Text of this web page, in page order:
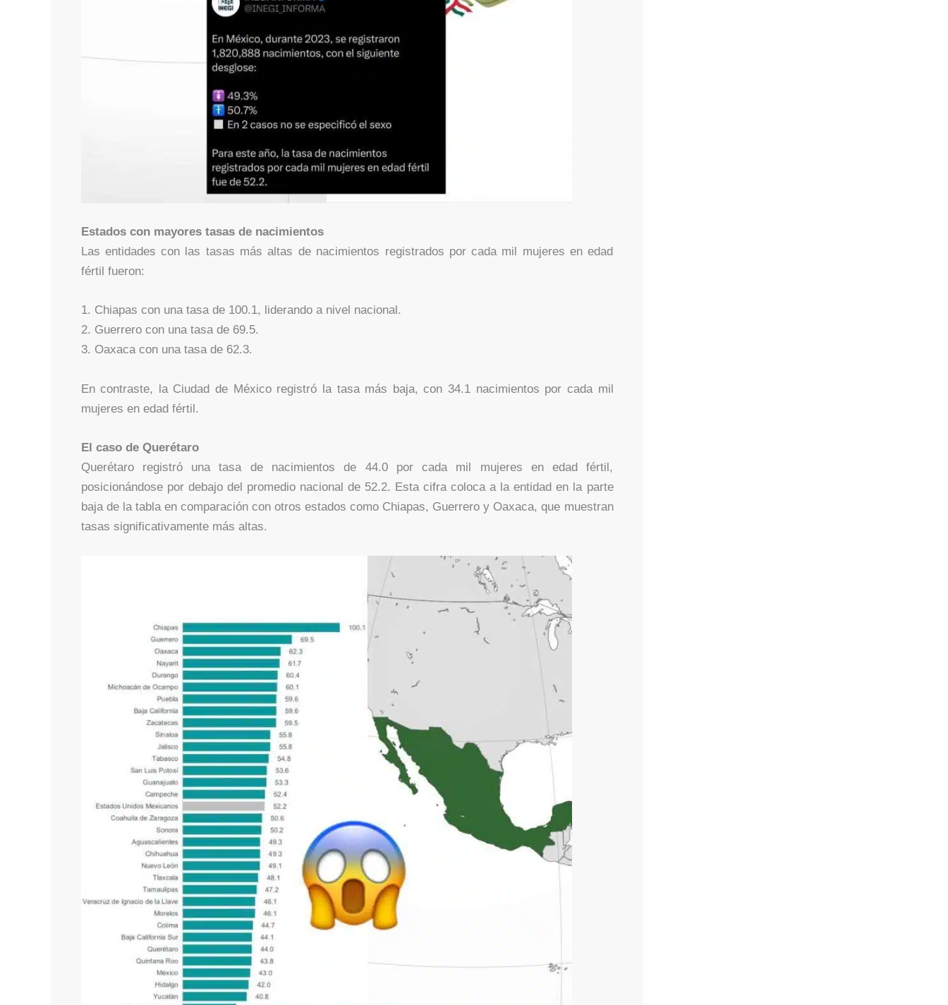
Estados con mayores tasas de nacimientos
Las entidades con las tasas más altas de nacimientos registrados por cada mil mujeres en edad
fértil fueron:
1. Chiapas con una tasa de 100.1, liderando a nivel nacional.
2. Guerrero con una tasa de 69.5.
3. Oaxaca con una tasa de 62.3.
En contraste, la Ciudad de México registró la tasa más baja, con 34.1 nacimientos por cada mil
mujeres en edad fértil.
El caso de Querétaro
Querétaro registró una tasa de nacimientos de 44.0 por cada mil mujeres en edad fértil,
posicionándose por debajo del promedio nacional de 52.2. Esta cifra coloca a la entidad en la parte
baja de la tabla en comparación con otros estados como Chiapas, Guerrero y Oaxaca, que muestran
tasas significativamente más altas.